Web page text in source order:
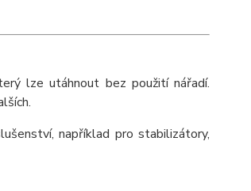
lze utáhnout bez použití nářadí.
například pro stabilizátory,